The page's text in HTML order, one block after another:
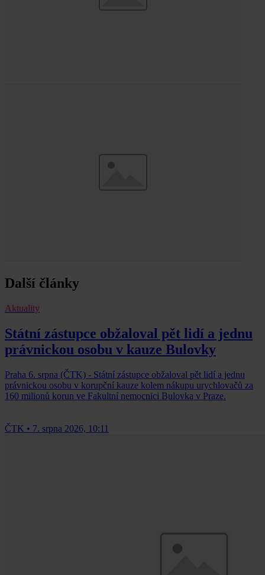
Další články
Aktuality
Státní zástupce obžaloval pět lidí a jednu
právnickou osobu v kauze Bulovky
Praha 6. srpna (ČTK) - Státní zástupce obžaloval pět lidí a jednu
právnickou osobu v korupční kauze kolem nákupu urychlovačů za
160 milionů korun ve Fakultní nemocnici Bulovka v Praze.
ČTK • 7. srpna 2026, 10:11